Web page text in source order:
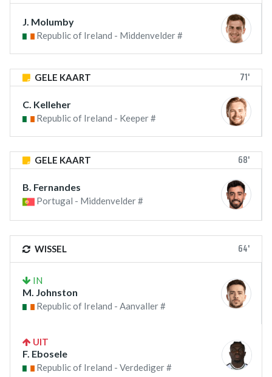
J. Molumby
Republic of Ireland - Middenvelder #
GELE KAART 71'
C. Kelleher
Republic of Ireland - Keeper #
GELE KAART 68'
B. Fernandes
Portugal - Middenvelder #
WISSEL 64'
IN
M. Johnston
Republic of Ireland - Aanvaller #
UIT
F. Ebosele
Republic of Ireland - Verdediger #